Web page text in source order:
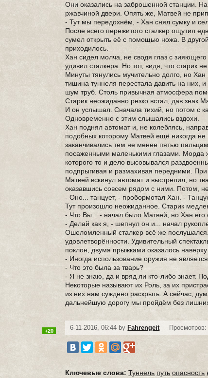
Они оказались на заброшенной станции.
ржавчиной двери. Опять же, Матвей не
- Тут мы передохнём, - Хан снял сумку и
После всего пережитого сталкер ощутил
сумел открыть её с помощью ножа. В
приходилось.
Хан сидел молча, не сводя глаз с
удивил сталкера. Но тот, видя, что старик
Минуты тянулись мучительно долго, но
тишина туннеля перестала давить на них,
шум труб. Столь привычная атмосфера
Старик неожиданно резко встал, дав знак
И он услышал. Сначала тихий, но потом с
Одновременно с этим слышались вздохи.
Хан поднял автомат и, не колеблясь,
подобных которому Матвей ещё никогда
заканчивались тем не менее пятью
посаженными маленькими глазами. Морда
которого то и дело высовывался
подпрыгивая и размахивая передними. При
Матвей вскинул автомат и выстрелил, но
оказавшись совсем рядом с ними. Потом,
- Оно... танцует, - пробормотал Хан. -
Тут произошло неожиданное. Старик
- Что Вы... - начал было Матвей, но Хан его
- Делай как я, - шепнул он и... начал
Ошеломленный сталкер всё же
удовлетворённости. Удивительный
поклон, двумя прыжками оказалось
- Иногда использование оружия не
- Что это была за тварь?
- Я не знаю, да и вряд ли кто-либо знает.
Некоторые называют их Роль, за их
из них нам суждено раскрыть. А сейчас,
дальнейшую дорогу мы пройдём без
6-11-2016, 06:44 by Fahrengeit
+20
Ключевые слова: Туннель путь опасность